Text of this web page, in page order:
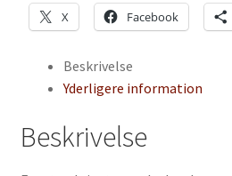
Carl
Ewald
X Facebook
Beskrivelse
Yderligere information
Beskrivelse